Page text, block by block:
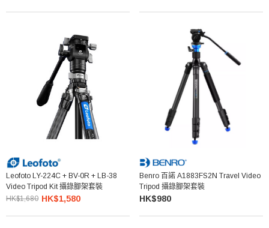
Leofoto LY-224C + BV-0R + LB-38
Video Tripod Kit 攝錄腳架套裝
HK$1,680 HK$1,580
Benro 百諾 A1883FS2N Travel Video
Tripod 攝錄腳架套裝
HK$980